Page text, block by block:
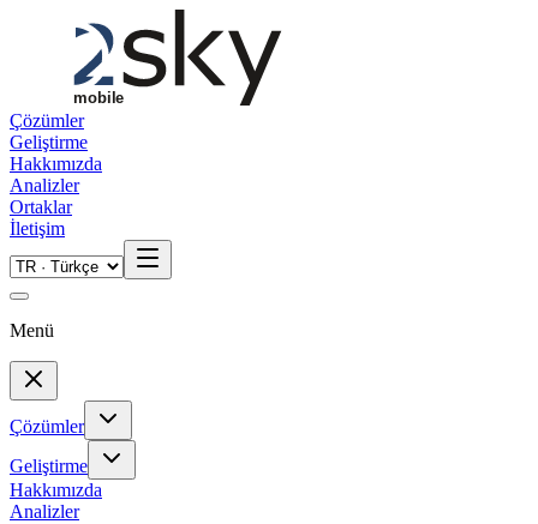
Skip to main content
Çözümler
Geliştirme
Hakkımızda
Analizler
Ortaklar
İletişim
Menü
Çözümler
Geliştirme
Hakkımızda
Analizler